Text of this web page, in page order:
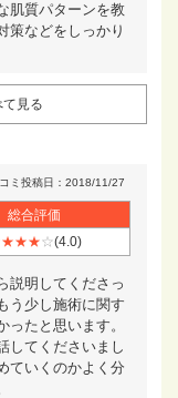
肌質パターンを教
策などをしっかり
見る
ミ投稿日：2018/11/27
総合評価
☆(4.0)
説明してくださっ
う少し施術に関す
たと思います。
してくださいまし
ていくのかよく分